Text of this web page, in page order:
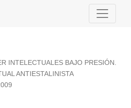
INTELECTUALES BAJO PRESIÓN.
ANTIESTALINISTA